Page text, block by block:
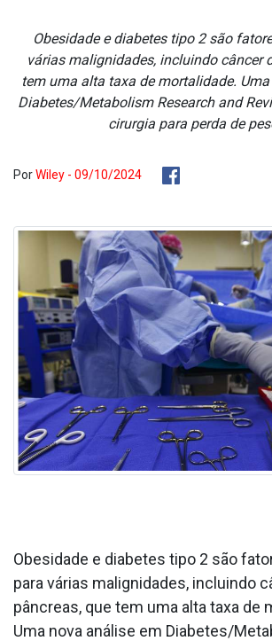
Obesidade e diabetes tipo 2 são
várias malignidades, incluindo câncer
tem uma alta taxa de mortalidade.
Diabetes/Metabolism Research and
cirurgia para perda de
PorWiley - 09/10/2024
Obesidade e diabetes tipo 2 são
para várias malignidades, incluindo
pâncreas, que tem uma alta taxa de
Uma nova análise em Diabetes/